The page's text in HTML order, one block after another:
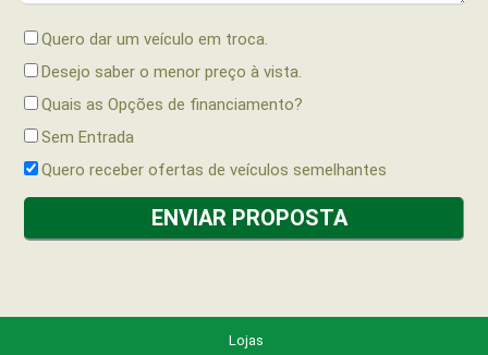
Quero dar um veículo em troca.
Desejo saber o menor preço à vista.
Quais as Opções de financiamento?
Sem Entrada
Quero receber ofertas de veículos semelhantes
Lojas